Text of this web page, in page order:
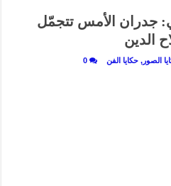
جدران الأمس تتجمّل
الدين
الصور , حكايا الفن 0